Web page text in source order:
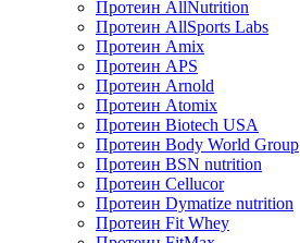
Протеин AllNutrition
Протеин AllSports Labs
Протеин Amix
Протеин APS
Протеин Arnold
Протеин Atomix
Протеин Biotech USA
Протеин Body World Group
Протеин BSN nutrition
Протеин Cellucor
Протеин Dymatize nutrition
Протеин Fit Whey